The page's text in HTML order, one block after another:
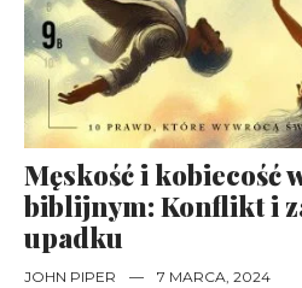
Męskość i kobiecość
biblijnym: Konflikt i
upadku
JOHN PIPER — 7 MARCA, 2024